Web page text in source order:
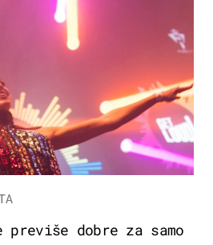
previše dobre za samo